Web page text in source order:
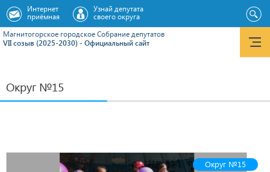
Магнитогорское городское Cобрание депутатов
VII созыв (2025-2030) - Официальный сайт
Интернет
приёмная
Узнай депутата
своего округа
Округ №15
Округ №15